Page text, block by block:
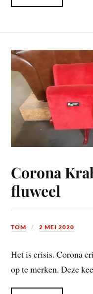
Corona
fluweel
TOM 2 MEI 2020
Het is crisis. Corona
op te merken. Deze